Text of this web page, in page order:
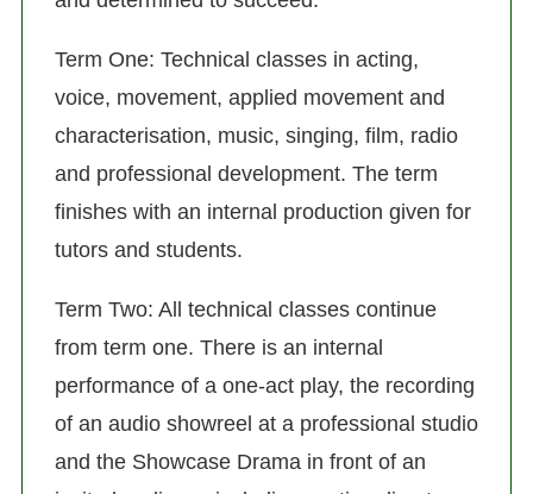
Term One: Technical classes in acting,
voice, movement, applied movement and
characterisation, music, singing, film, radio
and professional development. The term
finishes with an internal production given for
tutors and students.
Term Two: All technical classes continue
from term one. There is an internal
performance of a one-act play, the recording
of an audio showreel at a professional studio
and the Showcase Drama in front of an